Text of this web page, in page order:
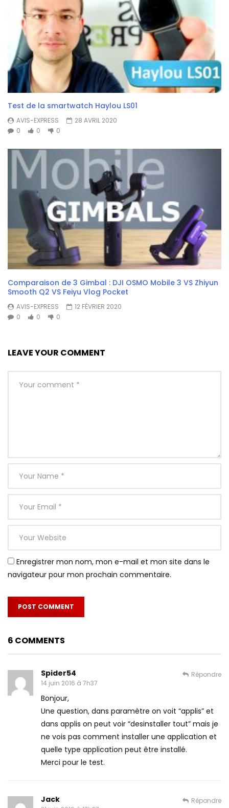
Test de la smartwatch Haylou LS01
AVIS-EXPRESS
28 AVRIL 2020
0
0 0
Comparaison de 3 Gimbal : DJI OSMO Mobile 3 VS Zhiyun
Smooth Q2 VS Feiyu Vlog Pocket
AVIS-EXPRESS
12 FÉVRIER 2020
0
0 0
LEAVE YOUR COMMENT
Enregistrer mon nom, mon e-mail et mon site dans le
navigateur pour mon prochain commentaire.
6 COMMENTS
Spider54
14 juin 2016 à 7h37
Bonjour,
Une question, dans paramètre on voit “applis” et
dans applis on peut voir “desinstaller tout” mais je
ne vois pas comment installer une application et
quelle type application peut être installé.
Merci pour le test.
Répondre
Jack Répondre